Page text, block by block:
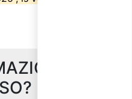
SUL